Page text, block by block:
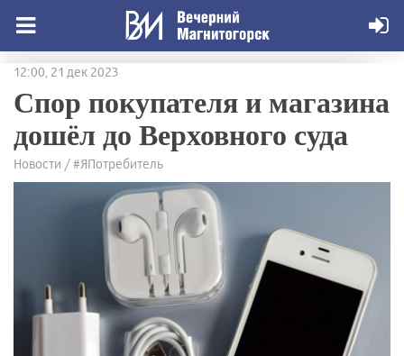
12:00, 21 дек 2023
Спор покупателя и магазина
дошёл до Верховного суда
Новости / #ЯПотребитель